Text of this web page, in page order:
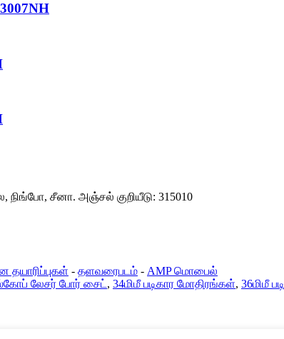
நிங்போ, சீனா. அஞ்சல் குறியீடு: 315010
தயாரிப்புகள் - தளவரைபடம் - AMP மொபைல்
லேசர் போர் சைட் , 34மிமீ படிகார மோதிரங்கள், 36மிமீ